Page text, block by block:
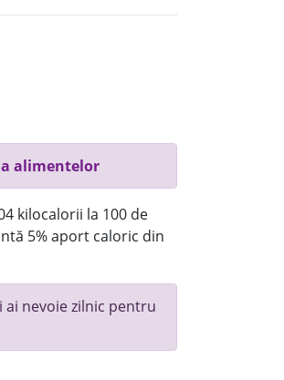
alimentelor
kilocalorii la 100 de
5% aport caloric din
ai nevoie zilnic pentru